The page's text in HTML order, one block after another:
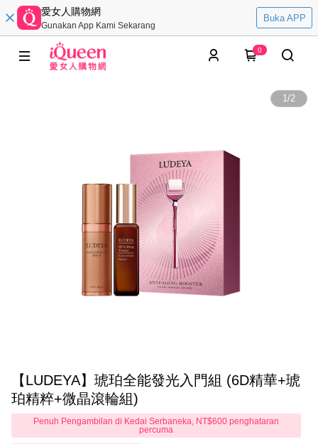
愛女人購物網
Gunakan App Kami Sekarang
Buka APP
0
1/2
【LUDEYA】琥珀全能發光入門組 (6D精華+琥
珀精粹+微晶滾輪組)
Penuh Pengambilan di Kedai Serbaneka, NT$600 penghataran
percuma